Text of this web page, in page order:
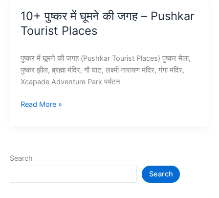
10+ पुष्कर में घूमने की जगह – Pushkar
Tourist Places
पुष्कर में घूमने की जगह (Pushkar Tourist Places) पुष्कर मेला,
पुष्कर झील, ब्रह्मा मंदिर, गौ घाट, लक्ष्मी नारायण मंदिर, गंगा मंदिर,
Xcapade Adventure Park पर्यटन
10+
जगह
Read More »
Search
Search